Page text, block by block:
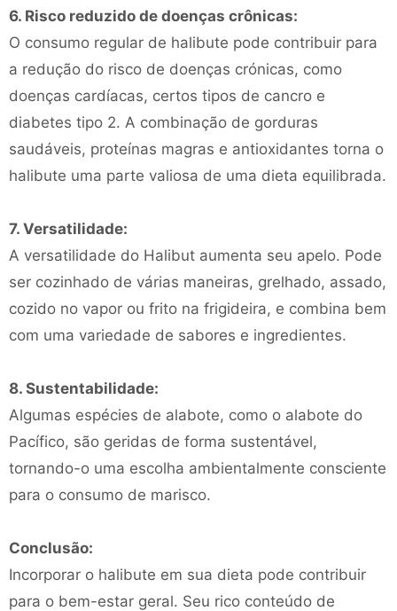
6. Risco reduzido de doenças crônicas:
O consumo regular de halibute pode contribuir para
a redução do risco de doenças crónicas, como
doenças cardíacas, certos tipos de cancro e
diabetes tipo 2. A combinação de gorduras
saudáveis, proteínas magras e antioxidantes torna o
halibute uma parte valiosa de uma dieta equilibrada.
7. Versatilidade:
A versatilidade do Halibut aumenta seu apelo. Pode
ser cozinhado de várias maneiras, grelhado, assado,
cozido no vapor ou frito na frigideira, e combina bem
com uma variedade de sabores e ingredientes.
8. Sustentabilidade:
Algumas espécies de alabote, como o alabote do
Pacífico, são geridas de forma sustentável,
tornando-o uma escolha ambientalmente consciente
para o consumo de marisco.
Conclusão:
Incorporar o halibute em sua dieta pode contribuir
para o bem-estar geral. Seu rico conteúdo de